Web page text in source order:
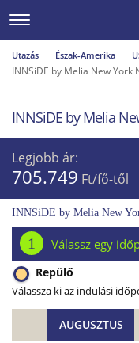
Utazás Észak-Amerika
INNSiDE by Melia New York
INNSiDE by Melia
Legjobb ár:
705.749 Ft/fő-től
INNSiDE by Melia New
1 Válassz egy
Repülő
Válassza ki az indulási
AUGUSZTUS